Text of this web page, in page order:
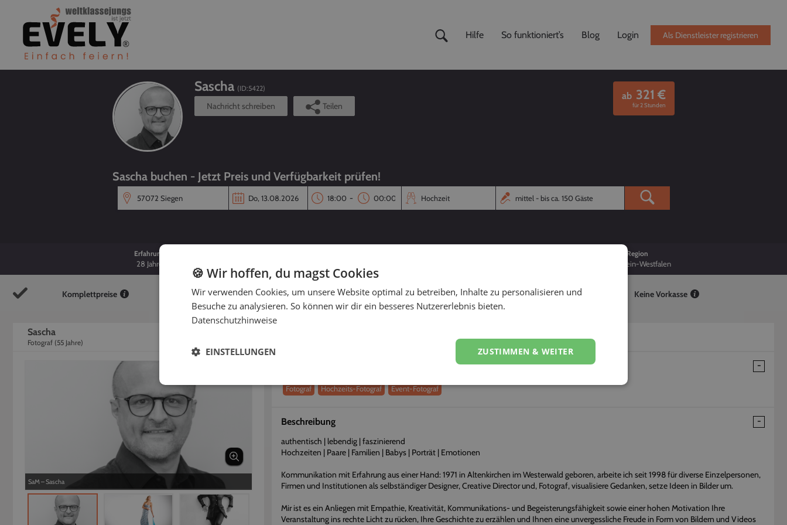
Hilfe So funktioniert’s Blog Login Als Dienstleister registrieren
Sascha (ID:5422)
Nachricht schreiben Teilen
ab 321 €
für 2 Stunden
Sascha buchen - Jetzt Preis und Verfügbarkeit prüfen!
-
Erfahrung
28 Jahre
Region
Nordrhein-Westfalen
Komplettpreise Sofort buchen Flexibel stornieren Keine Vorkasse
Sascha
Fotograf (55 Jahre)
SaM – Sascha
Erhalte einen persönlichen Eindruck vom Dienstleister
Fotograf Hochzeits-Fotograf Event-Fotograf
Beschreibung
authentisch | lebendig | faszinierend
Hochzeiten | Paare | Familien | Babys | Porträt | Emotionen
Kommunikation mit Erfahrung aus einer Hand: 1971 in Altenkirchen im Westerwald geboren, arbeite ich seit 1998 für diverse Einzelpersonen,
Firmen und Institutionen als selbständiger Designer, Creative Director und, Fotograf, visualisiere Gedanken, setze Ideen in Bilder um.
Mir ist es ein Anliegen mit Empathie, Kreativität, Kommunikations- und Begeisterungsfähigkeit sowie einer hohen Motivation Ihre
Veranstaltung ins rechte Licht zu rücken, Ihre Geschichte zu erzählen und Ihnen eine unvergessliche Freude in Form von Bildern und Videos
🍪 Wir hoffen, du magst Cookies
Wir verwenden Cookies, um unsere Website optimal zu betreiben, Inhalte zu personalisieren und
Besuche zu analysieren. So können wir dir ein besseres Nutzererlebnis bieten.
Datenschutzhinweise
ZUSTIMMEN & WEITER
EINSTELLUNGEN